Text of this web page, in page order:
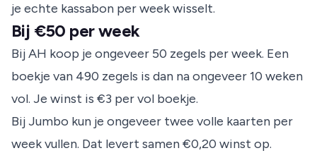
je echte kassabon per week wisselt.
Bij €50 per week
Bij AH koop je ongeveer 50 zegels per week. Een
boekje van 490 zegels is dan na ongeveer 10 weken
vol. Je winst is €3 per vol boekje.
Bij Jumbo kun je ongeveer twee volle kaarten per
week vullen. Dat levert samen €0,20 winst op.